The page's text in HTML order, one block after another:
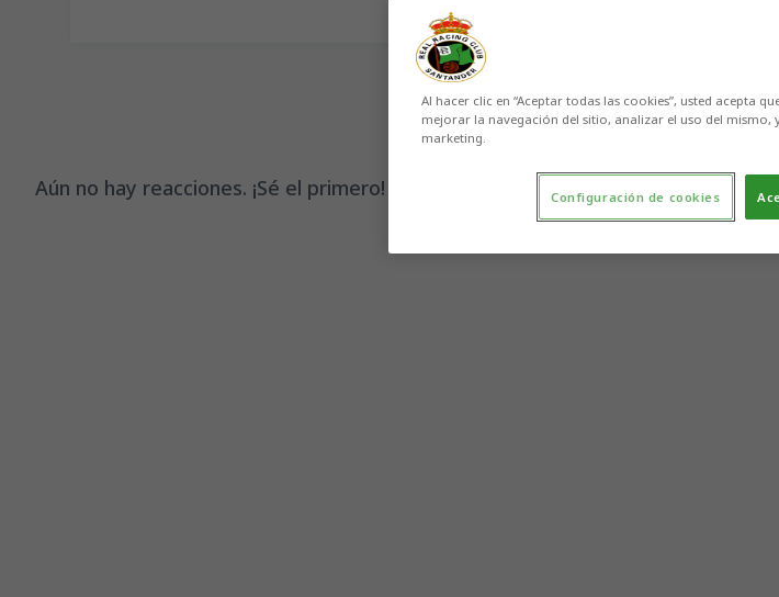
Aún no hay reacciones. ¡Sé el primero!
Al hacer clic en “Aceptar todas las cookies”, usted acepta
mejorar la navegación del sitio, analizar el uso del
marketing.
Configuración de cookies